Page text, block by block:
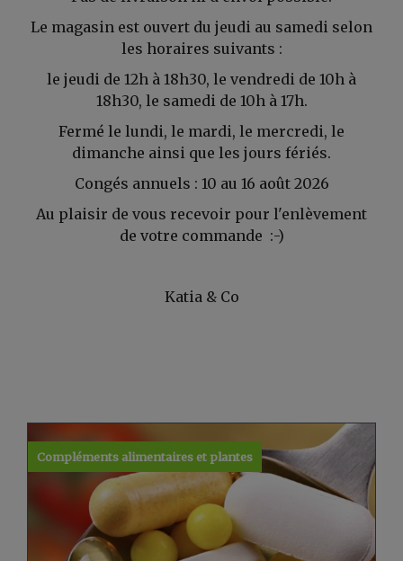
Le magasin est ouvert du jeudi au samedi selon
les horaires suivants :
le jeudi de 12h à 18h30, le vendredi de 10h à
18h30, le samedi de 10h à 17h.
Fermé le lundi, le mardi, le mercredi, le
dimanche ainsi que les jours fériés.
Congés annuels : 10 au 16 août 2026
Au plaisir de vous recevoir pour l'enlèvement
de votre commande :-)
Katia & Co
Compléments alimentaires et plantes